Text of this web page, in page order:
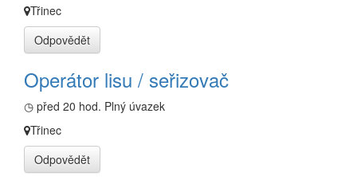
Třinec
Odpovědět
Operátor lisu / seřizovač
◷ před 20 hod. Plný úvazek
Třinec
Odpovědět